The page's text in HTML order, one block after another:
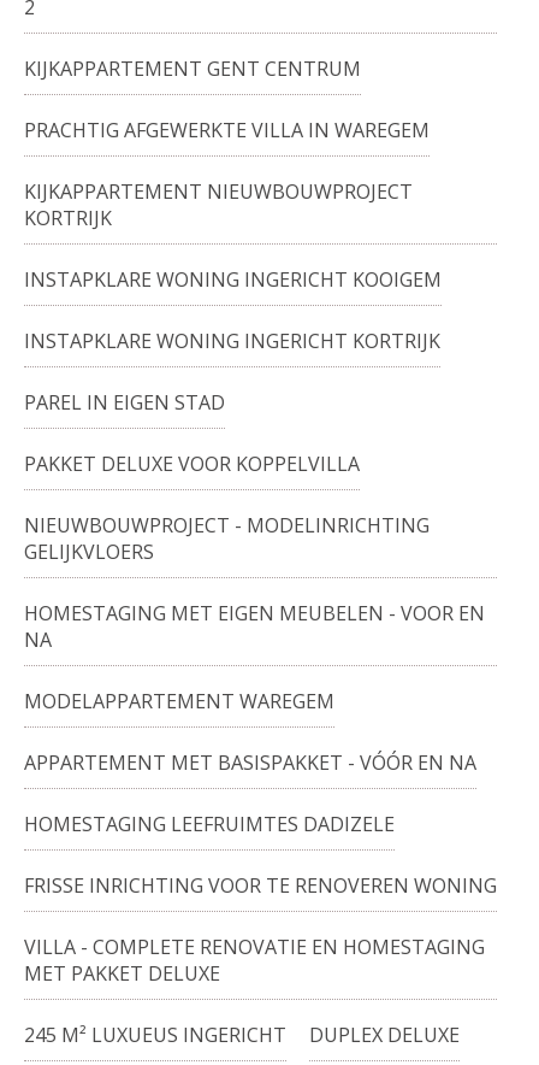
2
KIJKAPPARTEMENT GENT CENTRUM
PRACHTIG AFGEWERKTE VILLA IN WAREGEM
KIJKAPPARTEMENT NIEUWBOUWPROJECT
KORTRIJK
INSTAPKLARE WONING INGERICHT KOOIGEM
INSTAPKLARE WONING INGERICHT KORTRIJK
PAREL IN EIGEN STAD
PAKKET DELUXE VOOR KOPPELVILLA
NIEUWBOUWPROJECT - MODELINRICHTING
GELIJKVLOERS
HOMESTAGING MET EIGEN MEUBELEN - VOOR EN
NA
MODELAPPARTEMENT WAREGEM
APPARTEMENT MET BASISPAKKET - VÓÓR EN NA
HOMESTAGING LEEFRUIMTES DADIZELE
FRISSE INRICHTING VOOR TE RENOVEREN WONING
VILLA - COMPLETE RENOVATIE EN HOMESTAGING
MET PAKKET DELUXE
245 M² LUXUEUS INGERICHT DUPLEX DELUXE